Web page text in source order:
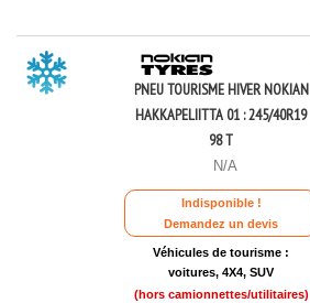
PNEU TOURISME HIVER NOKIAN
HAKKAPELIITTA 01 : 245/40R19
98 T
N/A
Indisponible !
Demandez un devis
Véhicules de tourisme :
voitures, 4X4, SUV
(hors camionnettes/utilitaires)